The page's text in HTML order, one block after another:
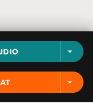
arrow_drop_down
arrow_drop_down